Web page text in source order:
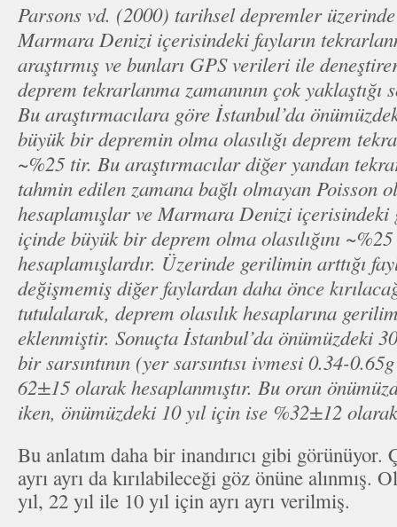
Parsons vd. (2000) tarihsel depremler
Marmara Denizi içerisindeki fayların
araştırmış ve bunları GPS verileri ile
deprem tekrarlanma zamanının çok yaklaştığı
Bu araştırmacılara göre İstanbul’da
büyük bir depremin olma olasılığı deprem
~%25 tir. Bu araştırmacılar diğer yandan
tahmin edilen zamana bağlı olmayan Poisson
hesaplamışlar ve Marmara Denizi içerisindeki
içinde büyük bir deprem olma olasılığını
hesaplamışlardır. Üzerinde gerilimin arttığı
değişmemiş diğer faylardan daha önce
tutulalarak, deprem olasılık hesaplarına
eklenmiştir. Sonuçta İstanbul’da önümüzdeki
bir sarsıntının (yer sarsıntısı ivmesi 0.34-
62±15 olarak hesaplanmıştır. Bu oran
iken, önümüzdeki 10 yıl için ise %32±12
Bu anlatım daha bir inandırıcı gibi
ayrı ayrı da kırılabileceği göz önüne alınmış.
yıl, 22 yıl ile 10 yıl için ayrı ayrı verilmiş.